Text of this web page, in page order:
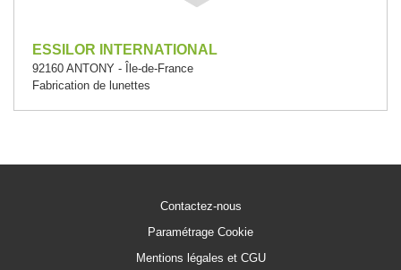
ESSILOR INTERNATIONAL
92160 ANTONY - Île-de-France
Fabrication de lunettes
Contactez-nous
Paramétrage Cookie
Mentions légales et CGU